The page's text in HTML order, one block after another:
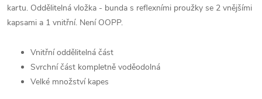
kartu. Oddělitelná vložka - bunda s reflexními proužky se 2 vnějšími
kapsami a 1 vnitřní. Není OOPP.
Vnitřní oddělitelná část
Svrchní část kompletně voděodolná
Velké množství kapes